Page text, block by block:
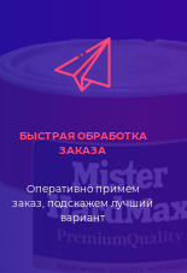
БЫСТРАЯ ОБРАБОТКА
ЗАКАЗА
Оперативно примем
заказ, подскажем лучший
вариант